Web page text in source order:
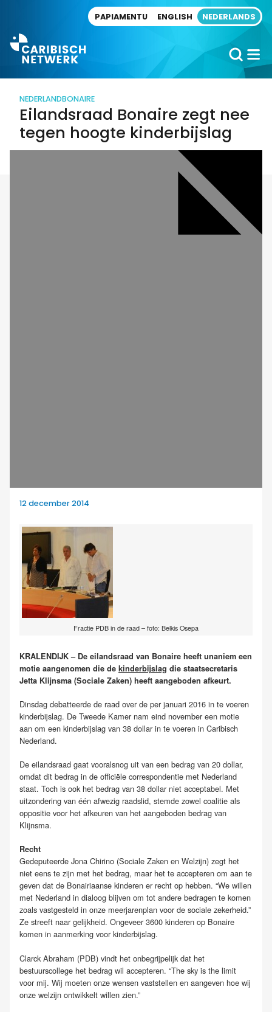
PAPIAMENTU ENGLISH NEDERLANDS
NEDERLANDBONAIRE
Eilandsraad Bonaire zegt nee
tegen hoogte kinderbijslag
12 december 2014
Fractie PDB in de raad – foto: Belkis Osepa
KRALENDIJK – De eilandsraad van Bonaire heeft unaniem een
motie aangenomen die de kinderbijslag die staatsecretaris
Jetta Klijnsma (Sociale Zaken) heeft aangeboden afkeurt.
Dinsdag debatteerde de raad over de per januari 2016 in te voeren
kinderbijslag. De Tweede Kamer nam eind november een motie
aan om een kinderbijslag van 38 dollar in te voeren in Caribisch
Nederland.
De eilandsraad gaat vooralsnog uit van een bedrag van 20 dollar,
omdat dit bedrag in de officiële correspondentie met Nederland
staat. Toch is ook het bedrag van 38 dollar niet acceptabel. Met
uitzondering van één afwezig raadslid, stemde zowel coalitie als
oppositie voor het afkeuren van het aangeboden bedrag van
Klijnsma.
Recht
Gedeputeerde Jona Chirino (Sociale Zaken en Welzijn) zegt het
niet eens te zijn met het bedrag, maar het te accepteren om aan te
geven dat de Bonairiaanse kinderen er recht op hebben. “We willen
met Nederland in dialoog blijven om tot andere bedragen te komen
zoals vastgesteld in onze meerjarenplan voor de sociale zekerheid.”
Ze streeft naar gelijkheid. Ongeveer 3600 kinderen op Bonaire
komen in aanmerking voor kinderbijslag.
Clarck Abraham (PDB) vindt het onbegrijpelijk dat het
bestuurscollege het bedrag wil accepteren. “The sky is the limit
voor mij. Wij moeten onze wensen vaststellen en aangeven hoe wij
onze welzijn ontwikkelt willen zien.”